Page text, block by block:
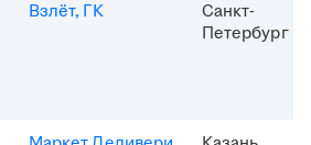
Взлёт, ГК
Санкт-
Петербург